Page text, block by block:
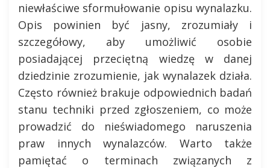
niewłaściwe sformułowanie opisu wynalazku.
Opis powinien być jasny, zrozumiały i
szczegółowy, aby umożliwić osobie
posiadającej przeciętną wiedzę w danej
dziedzinie zrozumienie, jak wynalazek działa.
Często również brakuje odpowiednich badań
stanu techniki przed zgłoszeniem, co może
prowadzić do nieświadomego naruszenia
praw innych wynalazców. Warto także
pamiętać o terminach związanych z